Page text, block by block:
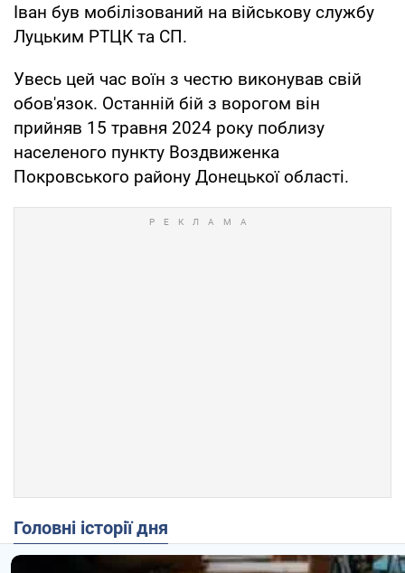
Іван був мобілізований на військову службу
Луцьким РТЦК та СП.
Увесь цей час воїн з честю виконував свій
обов'язок. Останній бій з ворогом він
прийняв 15 травня 2024 року поблизу
населеного пункту Воздвиженка
Покровського району Донецької області.
Головні історії дня